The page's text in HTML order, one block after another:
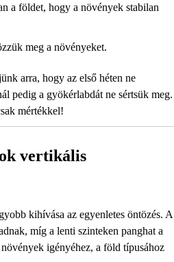
a földet, hogy a növények stabilan
meg a növényeket.
arra, hogy az első héten ne
pedig a gyökérlabdát ne sértsük meg.
mértékkel!
vertikális
kihívása az egyenletes öntözés. A
míg a lenti szinteken panghat a
igényéhez, a föld típusához